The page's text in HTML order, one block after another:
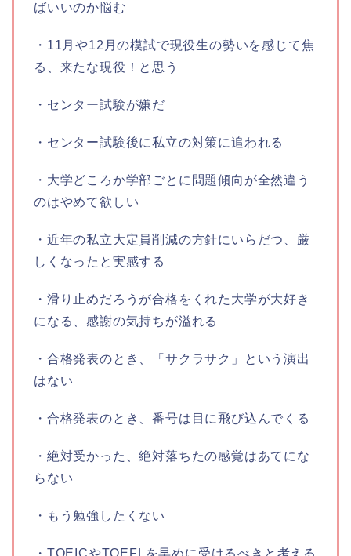
ばいいのか悩む
・11月や12月の模試で現役生の勢いを感じて焦
る、来たな現役！と思う
・センター試験が嫌だ
・センター試験後に私立の対策に追われる
・大学どころか学部ごとに問題傾向が全然違う
のはやめて欲しい
・近年の私立大定員削減の方針にいらだつ、厳
しくなったと実感する
・滑り止めだろうが合格をくれた大学が大好き
になる、感謝の気持ちが溢れる
・合格発表のとき、「サクラサク」という演出
はない
・合格発表のとき、番号は目に飛び込んでくる
・絶対受かった、絶対落ちたの感覚はあてにな
らない
・もう勉強したくない